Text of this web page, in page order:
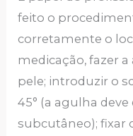
feito o
corretamente o
medicação, fazer
pele; introduzir o
45° (a agulha
subcutâneo); fixar